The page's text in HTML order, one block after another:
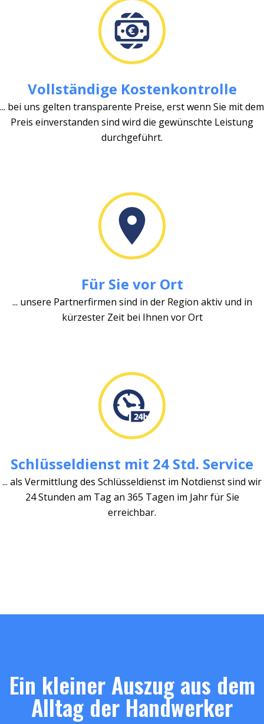
Vollständige Kostenkontrolle
... bei uns gelten transparente Preise, erst wenn Sie mit dem
Preis einverstanden sind wird die gewünschte Leistung
durchgeführt.
Für Sie vor Ort
... unsere Partnerfirmen sind in der Region aktiv und in
kürzester Zeit bei Ihnen vor Ort
Schlüsseldienst mit 24 Std. Service
... als Vermittlung des Schlüsseldienst im Notdienst sind wir
24 Stunden am Tag an 365 Tagen im Jahr für Sie
erreichbar.
Ein kleiner Auszug aus dem
Alltag der Handwerker